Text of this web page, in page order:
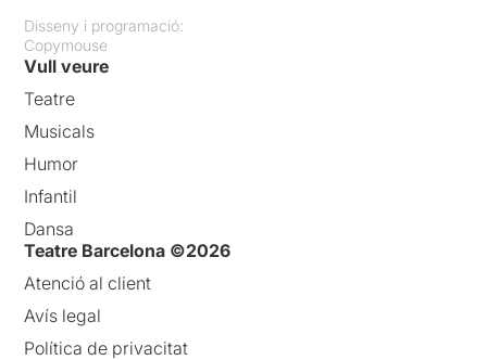
Disseny i programació:
Copymouse
Vull veure
Teatre
Musicals
Humor
Infantil
Dansa
Teatre Barcelona ©2026
Atenció al client
Avís legal
Política de privacitat